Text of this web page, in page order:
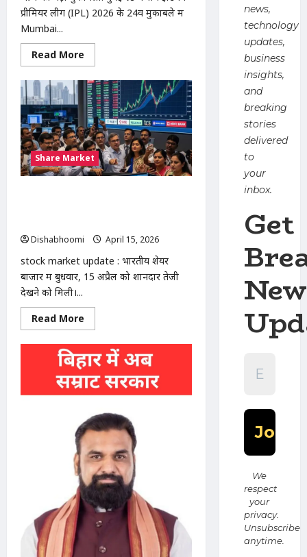
प्रीमियर लीग (IPL) 2026 के 24वें मुकाबले में
Mumbai...
Read More
more
IPL
2026:
Mumbai
Indians
vs
Punjab
Kings
:
आज,
रोहित
शर्मा
MI
Share Market
Dishabhoomi
April 15, 2026
stock market update : भारतीय शेयर
बाजार में बुधवार, 15 अप्रैल को शानदार तेजी
देखने को मिली।...
Read More
more
stock
market
update
:सेंसेक्स
1100
अंक
78,000
पार,
निफ्टी
24,200
पर;
बैंकिंग
और
ऑटो
शेयरों
में
जबरदस्त
तेजी
news,
technology
updates,
business
insights,
and
breaking
stories
delivered
to
your
inbox.
Get
We
respect
your
privacy.
Unsubscribe
anytime.